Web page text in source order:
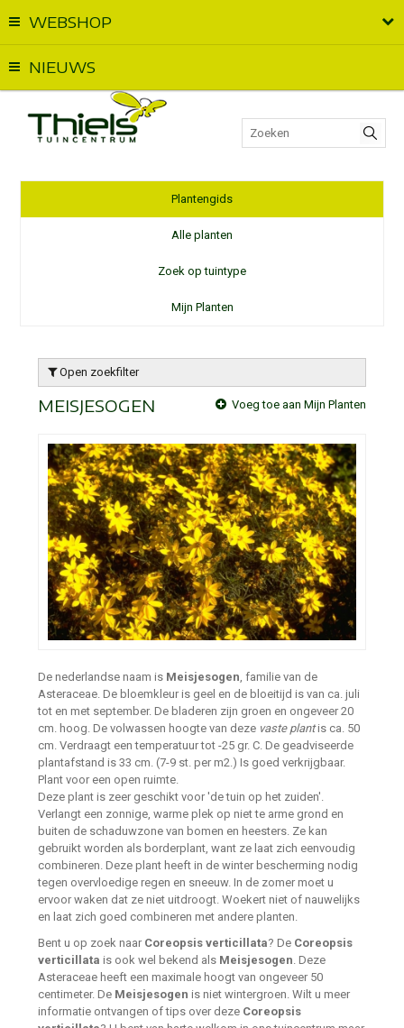
WEBSHOP
NIEUWS
Plantengids
Alle planten
Zoek op tuintype
Mijn Planten
Open zoekfilter
MEISJESOGEN Voeg toe aan Mijn Planten
De nederlandse naam is Meisjesogen, familie van de
Asteraceae. De bloemkleur is geel en de bloeitijd is van ca. juli
tot en met september. De bladeren zijn groen en ongeveer 20
cm. hoog. De volwassen hoogte van deze vaste plantis ca. 50
cm. Verdraagt een temperatuur tot -25 gr. C. De geadviseerde
plantafstand is 33 cm. (7-9 st. per m2.) Is goed verkrijgbaar.
Plant voor een open ruimte.
Deze plant is zeer geschikt voor 'de tuin op het zuiden'.
Verlangt een zonnige, warme plek op niet te arme grond en
buiten de schaduwzone van bomen en heesters. Ze kan
gebruikt worden als borderplant, want ze laat zich eenvoudig
combineren. Deze plant heeft in de winter bescherming nodig
tegen overvloedige regen en sneeuw. In de zomer moet u
ervoor waken dat ze niet uitdroogt. Woekert niet of nauwelijks
en laat zich goed combineren met andere planten.
Bent u op zoek naar Coreopsis verticillata? De Coreopsis
verticillata is ook wel bekend als Meisjesogen. Deze
Asteraceae heeft een maximale hoogt van ongeveer 50
centimeter. De Meisjesogen is niet wintergroen. Wilt u meer
informatie ontvangen of tips over deze Coreopsis